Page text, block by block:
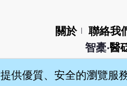
關於 聯絡我
智橐‧醫
供優質、安全的瀏覽服